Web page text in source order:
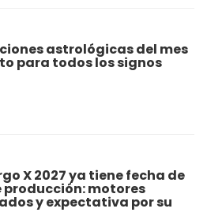
astrológicas del mes
para todos los signos
X 2027 ya tiene fecha de
producción: motores
y expectativa por su